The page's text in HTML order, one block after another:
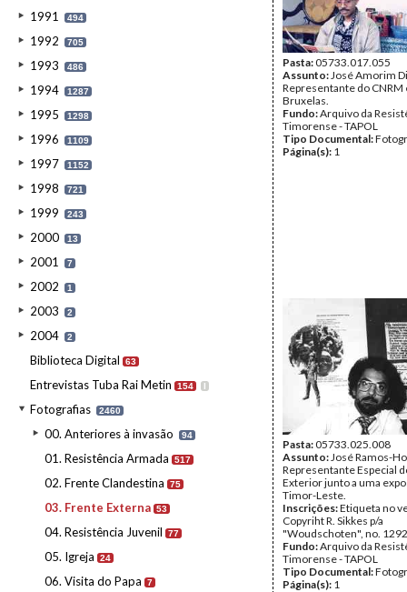
1991 494
1992 705
1993 486
1994 1287
1995 1298
1996 1109
1997 1152
1998 721
1999 243
2000 13
2001 7
2002 1
2003 2
2004 2
Biblioteca Digital 63
Entrevistas Tuba Rai Metin 154 I
Fotografias 2460
00. Anteriores à invasão 94
01. Resistência Armada 517
02. Frente Clandestina 75
03. Frente Externa 53
04. Resistência Juvenil 77
05. Igreja 24
06. Visita do Papa 7
Pasta:05733.017.055
Assunto:José Amorim
Representante do CNRM
Bruxelas.
Fundo:Arquivo da
Timorense - TAPOL
Tipo Documental:
Página(s): 1
Pasta:05733.025.008
Assunto:José Ramos-
Representante Especial
Exterior junto a uma
Timor-Leste.
Inscrições:Etiqueta no
Copyriht R. Sikkes p/a
"Woudschoten", no.
Fundo:Arquivo da
Timorense - TAPOL
Tipo Documental:
Página(s): 1